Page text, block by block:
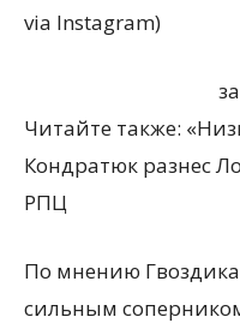
via Instagram)
Читайте также:
Кондратюк разнес
РПЦ
По мнению
сильным